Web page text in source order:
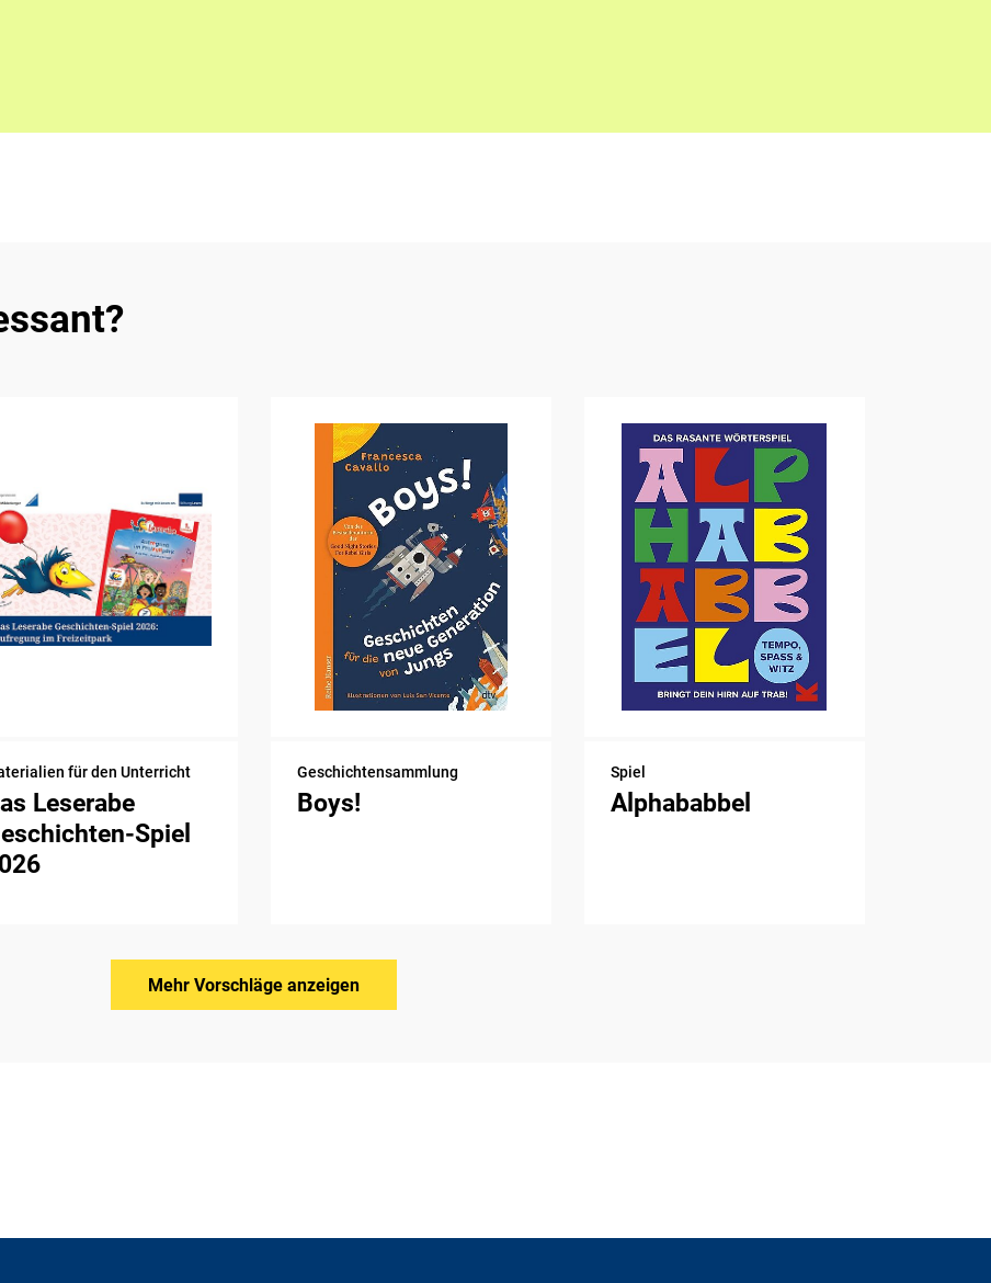
für den Unterricht
Leserabe
Spiel
Geschichtensammlung
Boys!
Spiel
Alphababbel
Mehr Vorschläge anzeigen